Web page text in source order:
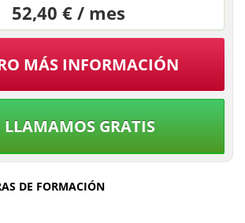
52,40 € / mes
MÁS INFORMACIÓN
LLAMAMOS GRATIS
DE FORMACIÓN